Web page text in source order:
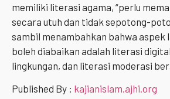
memiliki literasi agama, “perlu
secara utuh dan tidak sepotong-
sambil menambahkan bahwa aspek
boleh diabaikan adalah literasi
lingkungan, dan literasi moderasi
Published By : kajianislam.ajhi.org